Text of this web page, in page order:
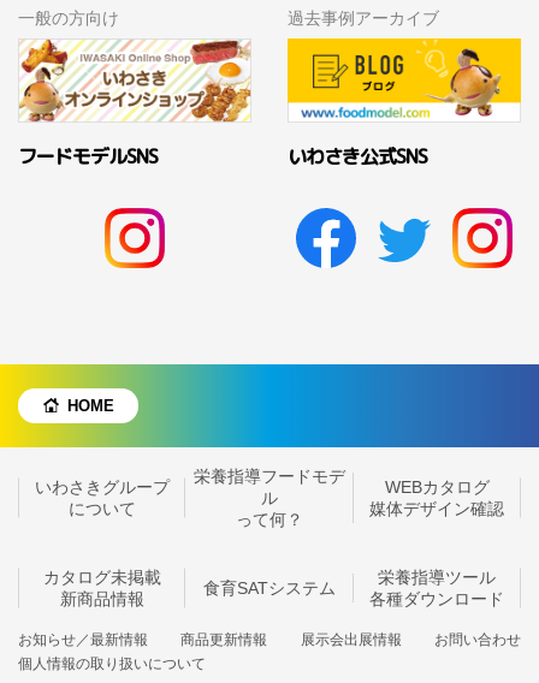
一般の方向け 過去事例アーカイブ
フードモデルSNS いわさき公式SNS
HOME
いわさきグループ
について
栄養指導フードモデ
ル
って何？
WEBカタログ
媒体デザイン確認
カタログ未掲載
新商品情報
食育SATシステム
栄養指導ツール
各種ダウンロード
お知らせ／最新情報 商品更新情報 展示会出展情報
お問い合わせ
個人情報の取り扱いについて